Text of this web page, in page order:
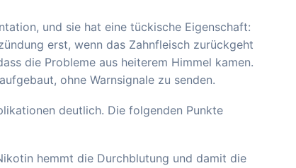
und sie hat eine tückische Eigenschaft:
erst, wenn das Zahnfleisch zurückgeht
die Probleme aus heiterem Himmel kamen.
ohne Warnsignale zu senden.
deutlich. Die folgenden Punkte
hemmt die Durchblutung und damit die